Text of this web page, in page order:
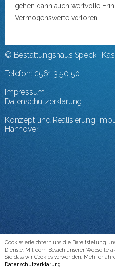
gehen dann auch wertvolle
Vermögenswerte verloren.
© Bestattungshaus Speck .
Telefon: 0561 3 50 50
Impressum
Datenschutzerklärung
Konzept und Realisierung:
Hannover
Cookies erleichtern uns die Bereitstellung
Dienste. Mit dem Besuch unserer Webseite
Sie dass wir Cookies verwenden. Mehr
Datenschutzerklärung